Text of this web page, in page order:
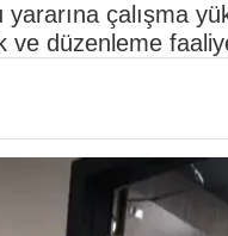
çalışma
ve düzenleme